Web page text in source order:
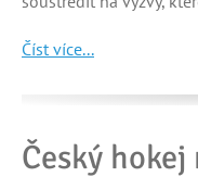
Číst více...
Český hokej